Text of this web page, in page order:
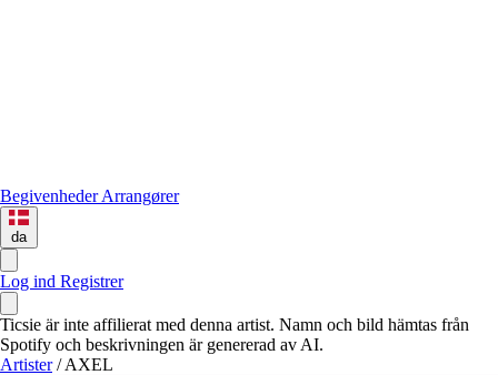
BegivenhederArrangører
da
Log ind Registrer
Ticsie är inte affilierat med denna artist. Namn och bild hämtas från
Spotify och beskrivningen är genererad av AI.
Artister / AXEL